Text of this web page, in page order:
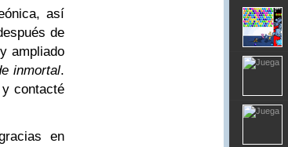
así
de
ampliado
inmortal.
contacté
en